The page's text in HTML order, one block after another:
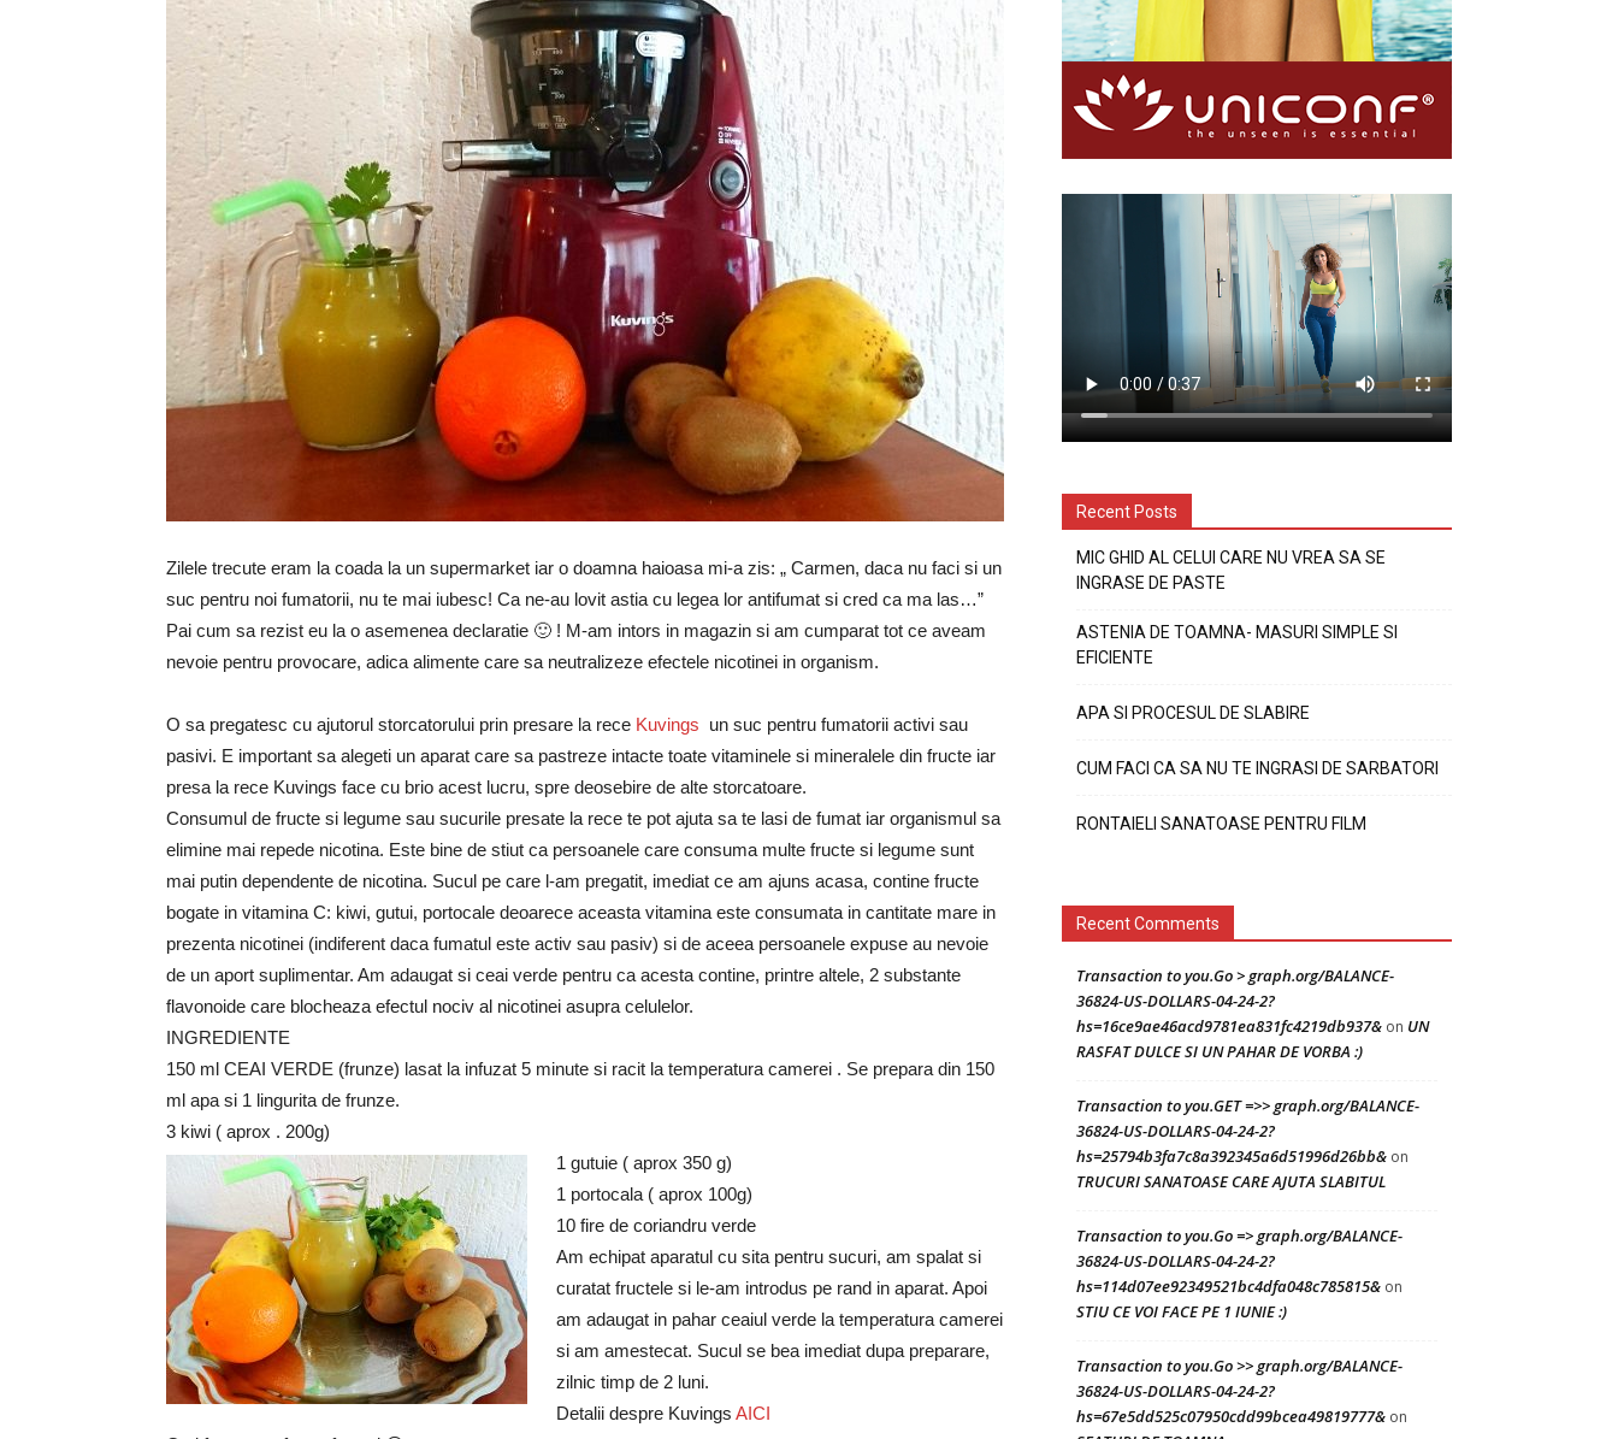
Zilele trecute eram la coada la un supermarket iar o doamna haioasa mi-a zis: „ Carmen, daca nu faci si un
suc pentru noi fumatorii, nu te mai iubesc! Ca ne-au lovit astia cu legea lor antifumat si cred ca ma las…”
Pai cum sa rezist eu la o asemenea declaratie 🙂 ! M-am intors in magazin si am cumparat tot ce aveam
nevoie pentru provocare, adica alimente care sa neutralizeze efectele nicotinei in organism.
O sa pregatesc cu ajutorul storcatorului prin presare la rece Kuvings un suc pentru fumatorii activi sau
pasivi. E important sa alegeti un aparat care sa pastreze intacte toate vitaminele si mineralele din fructe iar
presa la rece Kuvings face cu brio acest lucru, spre deosebire de alte storcatoare.
Consumul de fructe si legume sau sucurile presate la rece te pot ajuta sa te lasi de fumat iar organismul sa
elimine mai repede nicotina. Este bine de stiut ca persoanele care consuma multe fructe si legume sunt
mai putin dependente de nicotina. Sucul pe care l-am pregatit, imediat ce am ajuns acasa, contine fructe
bogate in vitamina C: kiwi, gutui, portocale deoarece aceasta vitamina este consumata in cantitate mare in
prezenta nicotinei (indiferent daca fumatul este activ sau pasiv) si de aceea persoanele expuse au nevoie
de un aport suplimentar. Am adaugat si ceai verde pentru ca acesta contine, printre altele, 2 substante
flavonoide care blocheaza efectul nociv al nicotinei asupra celulelor.
INGREDIENTE
150 ml CEAI VERDE (frunze) lasat la infuzat 5 minute si racit la temperatura camerei . Se prepara din 150
ml apa si 1 lingurita de frunze.
3 kiwi ( aprox . 200g)
1 gutuie ( aprox 350 g)
1 portocala ( aprox 100g)
10 fire de coriandru verde
Am echipat aparatul cu sita pentru sucuri, am spalat si
curatat fructele si le-am introdus pe rand in aparat. Apoi
am adaugat in pahar ceaiul verde la temperatura camerei
si am amestecat. Sucul se bea imediat dupa preparare,
zilnic timp de 2 luni.
Detalii despre Kuvings AICI
Recent Posts
MIC GHID AL CELUI CARE NU VREA SA SE
INGRASE DE PASTE
ASTENIA DE TOAMNA- MASURI SIMPLE SI
EFICIENTE
APA SI PROCESUL DE SLABIRE
CUM FACI CA SA NU TE INGRASI DE SARBATORI
RONTAIELI SANATOASE PENTRU FILM
Recent Comments
Transaction to you.Go > graph.org/BALANCE-
36824-US-DOLLARS-04-24-2?
hs=16ce9ae46acd9781ea831fc4219db937& on UN
RASFAT DULCE SI UN PAHAR DE VORBA :)
Transaction to you.GET =>> graph.org/BALANCE-
36824-US-DOLLARS-04-24-2?
hs=25794b3fa7c8a392345a6d51996d26bb& on
TRUCURI SANATOASE CARE AJUTA SLABITUL
Transaction to you.Go => graph.org/BALANCE-
36824-US-DOLLARS-04-24-2?
hs=114d07ee92349521bc4dfa048c785815& on
STIU CE VOI FACE PE 1 IUNIE :)
Transaction to you.Go >> graph.org/BALANCE-
36824-US-DOLLARS-04-24-2?
hs=67e5dd525c07950cdd99bcea49819777& on